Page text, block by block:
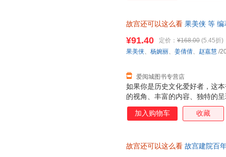
不用担心。这本书摒弃了传统
交流的趣事，都能让你看得津
外，对于收藏爱好者而言，故
故宫还可以这么看 果美侠 等 编
如果你是历史文化爱好者，这
的视角、丰富的内容、独特的
元的文化内涵。书中大量未公
通往故宫神秘世界的大门。对
不用担心。这本书摒弃了传统
¥91.40 定价： ¥168.00 (5.45折)
爱阅城图书专营店
果美侠、 杨婉丽、 姜倩倩、 赵嘉慧 /
加入购物车 收藏
故宫还可以这么看 故宫建院百